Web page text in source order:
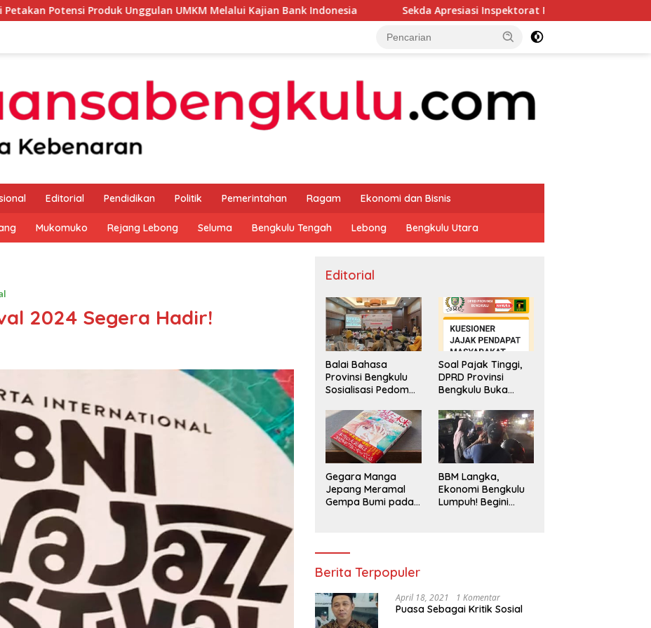
Unggulan UMKM Melalui Kajian Bank Indonesia Sekda Apresiasi Inspektorat Provinsi Bengkulu Dukung Gerakan
Editorial Pendidikan Politik Pemerintahan Ragam Ekonomi dan Bisnis
Mukomuko Rejang Lebong Seluma Bengkulu Tengah Lebong Bengkulu Utara
2024 Segera Hadir!
Editorial
Balai Bahasa
Provinsi Bengkulu
Sosialisasi Pedoman
Penggunaan
Bahasa Indonesia
Soal Pajak Tinggi,
DPRD Provinsi
Bengkulu Buka
Pengaduan
Masyarakat
Gegara Manga
Jepang Meramal
Gempa Bumi pada
BBM Langka,
Ekonomi Bengkulu
Lumpuh! Begini
Berita Terpopuler
April 18, 2021 1 Komentar
Puasa Sebagai Kritik Sosial